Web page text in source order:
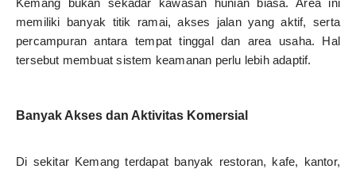
Kemang bukan sekadar kawasan hunian biasa. Area ini
memiliki banyak titik ramai, akses jalan yang aktif, serta
percampuran antara tempat tinggal dan area usaha. Hal
tersebut membuat sistem keamanan perlu lebih adaptif.
Banyak Akses dan Aktivitas Komersial
Di sekitar Kemang terdapat banyak restoran, kafe, kantor,